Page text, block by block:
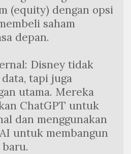
(equity) dengan opsi
saham
depan.
Disney tidak
tapi juga
utama. Mereka
ChatGPT untuk
dan menggunakan
untuk membangun